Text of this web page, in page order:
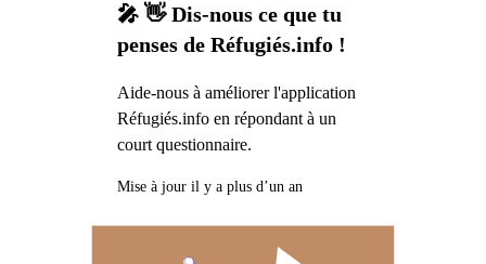
🎤 👋 Dis-nous ce que tu
penses de Réfugiés.info !
Aide-nous à améliorer l'application
Réfugiés.info en répondant à un
court questionnaire.
Mise à jour il y a plus d’un an